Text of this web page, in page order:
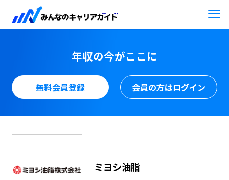
年収の今がここに
無料会員登録 会員の方はログイン
ミヨシ油脂